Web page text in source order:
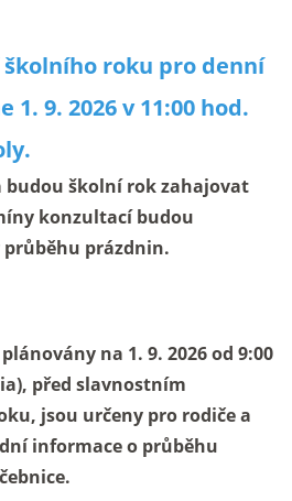
roku pro denní
9. 2026 v 11:00 hod.
budou školní rok zahajovat
konzultací budou
průběhu prázdnin.
na 1. 9. 2026 od 9:00
před slavnostním
jsou určeny pro rodiče a
informace o průběhu